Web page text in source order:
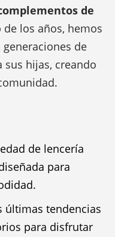
de
de los años, hemos
de
sus hijas, creando
de lencería
para
últimas tendencias
para disfrutar